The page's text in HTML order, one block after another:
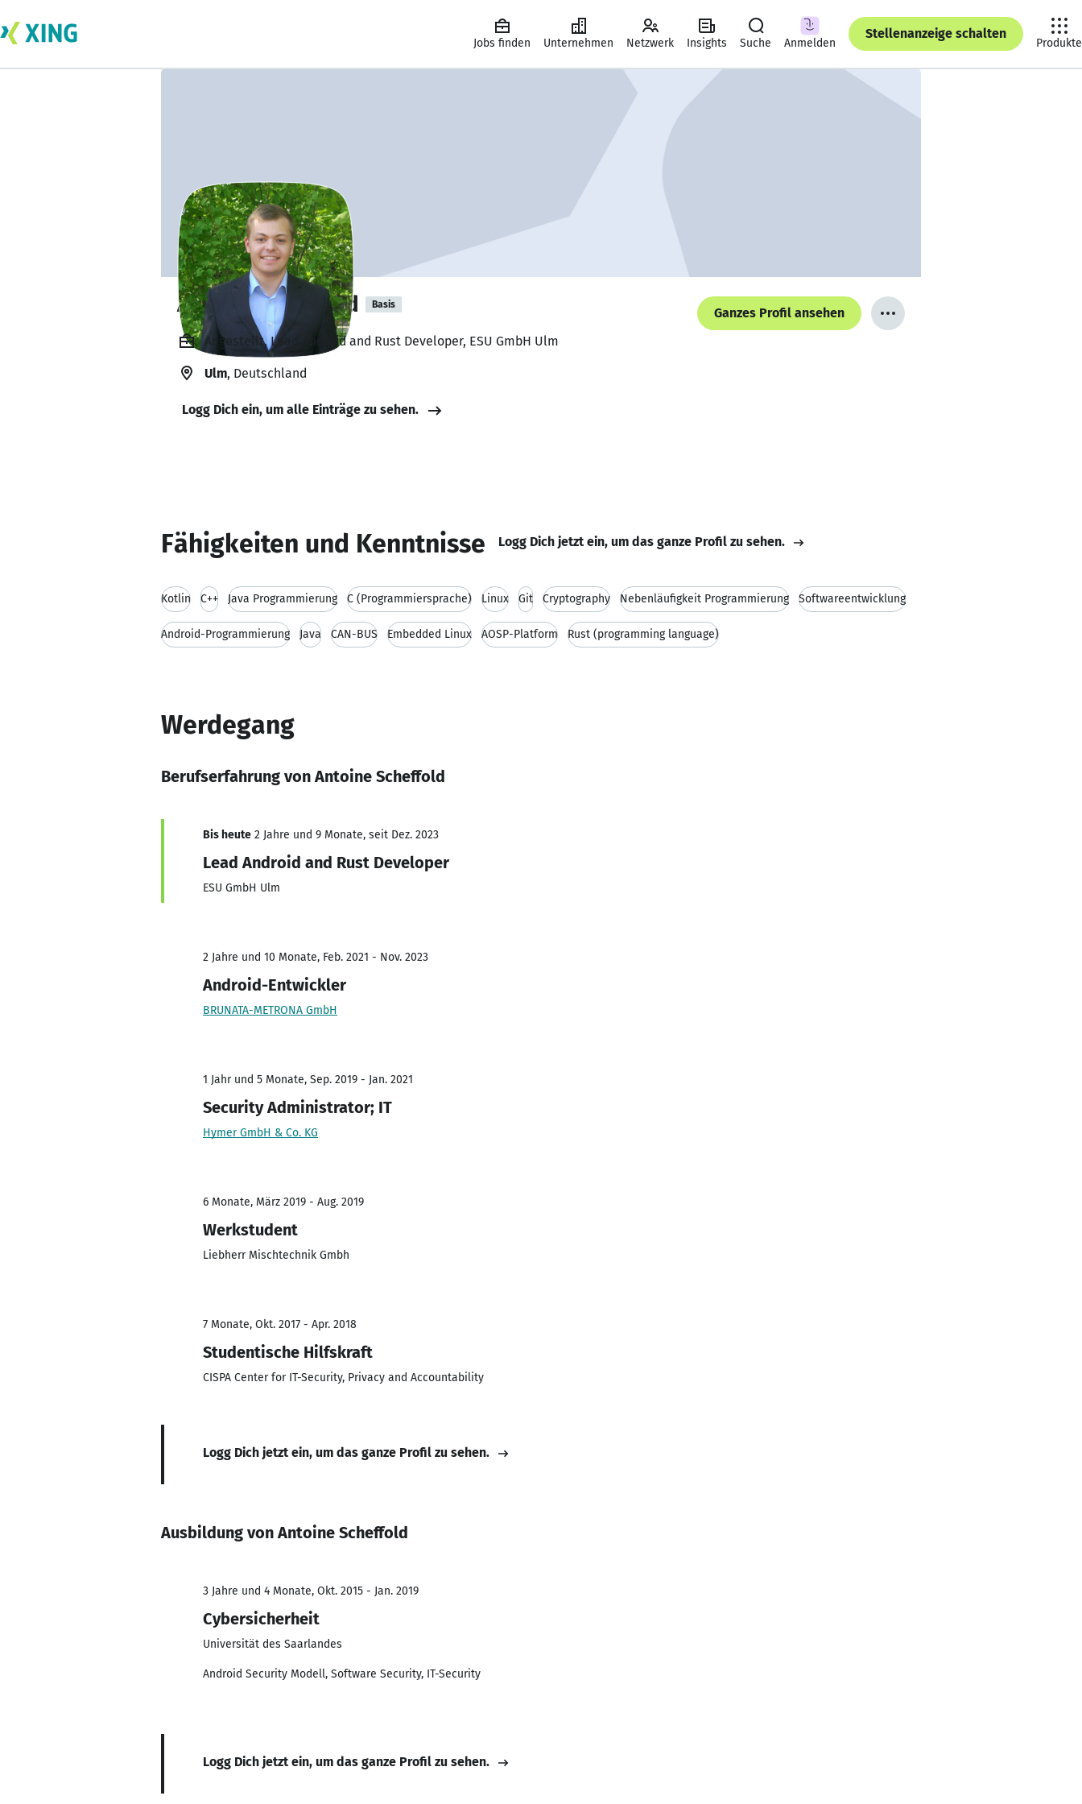
Jobs finden Unternehmen Netzwerk Insights Suche Anmelden
Stellenanzeige schalten
Produkte
Antoine Scheffold Basis
Ganzes Profil ansehen
Angestellt, Lead Android and Rust Developer, ESU GmbH Ulm
Ulm, Deutschland
Logg Dich ein, um alle Einträge zu sehen.
Fähigkeiten und Kenntnisse Logg Dich jetzt ein, um das ganze Profil zu sehen.
Kotlin C++ Java Programmierung C (Programmiersprache) Linux Git Cryptography Nebenläufigkeit Programmierung Softwareentwicklung
Android-Programmierung Java CAN-BUS Embedded Linux AOSP-Platform Rust (programming language)
Werdegang
Berufserfahrung von Antoine Scheffold
Bis heute 2 Jahre und 9 Monate, seit Dez. 2023
Lead Android and Rust Developer
ESU GmbH Ulm
2 Jahre und 10 Monate, Feb. 2021 - Nov. 2023
Android-Entwickler
BRUNATA-METRONA GmbH
1 Jahr und 5 Monate, Sep. 2019 - Jan. 2021
Security Administrator; IT
Hymer GmbH & Co. KG
6 Monate, März 2019 - Aug. 2019
Werkstudent
Liebherr Mischtechnik Gmbh
7 Monate, Okt. 2017 - Apr. 2018
Studentische Hilfskraft
CISPA Center for IT-Security, Privacy and Accountability
Logg Dich jetzt ein, um das ganze Profil zu sehen.
Ausbildung von Antoine Scheffold
3 Jahre und 4 Monate, Okt. 2015 - Jan. 2019
Cybersicherheit
Universität des Saarlandes
Android Security Modell, Software Security, IT-Security
Logg Dich jetzt ein, um das ganze Profil zu sehen.